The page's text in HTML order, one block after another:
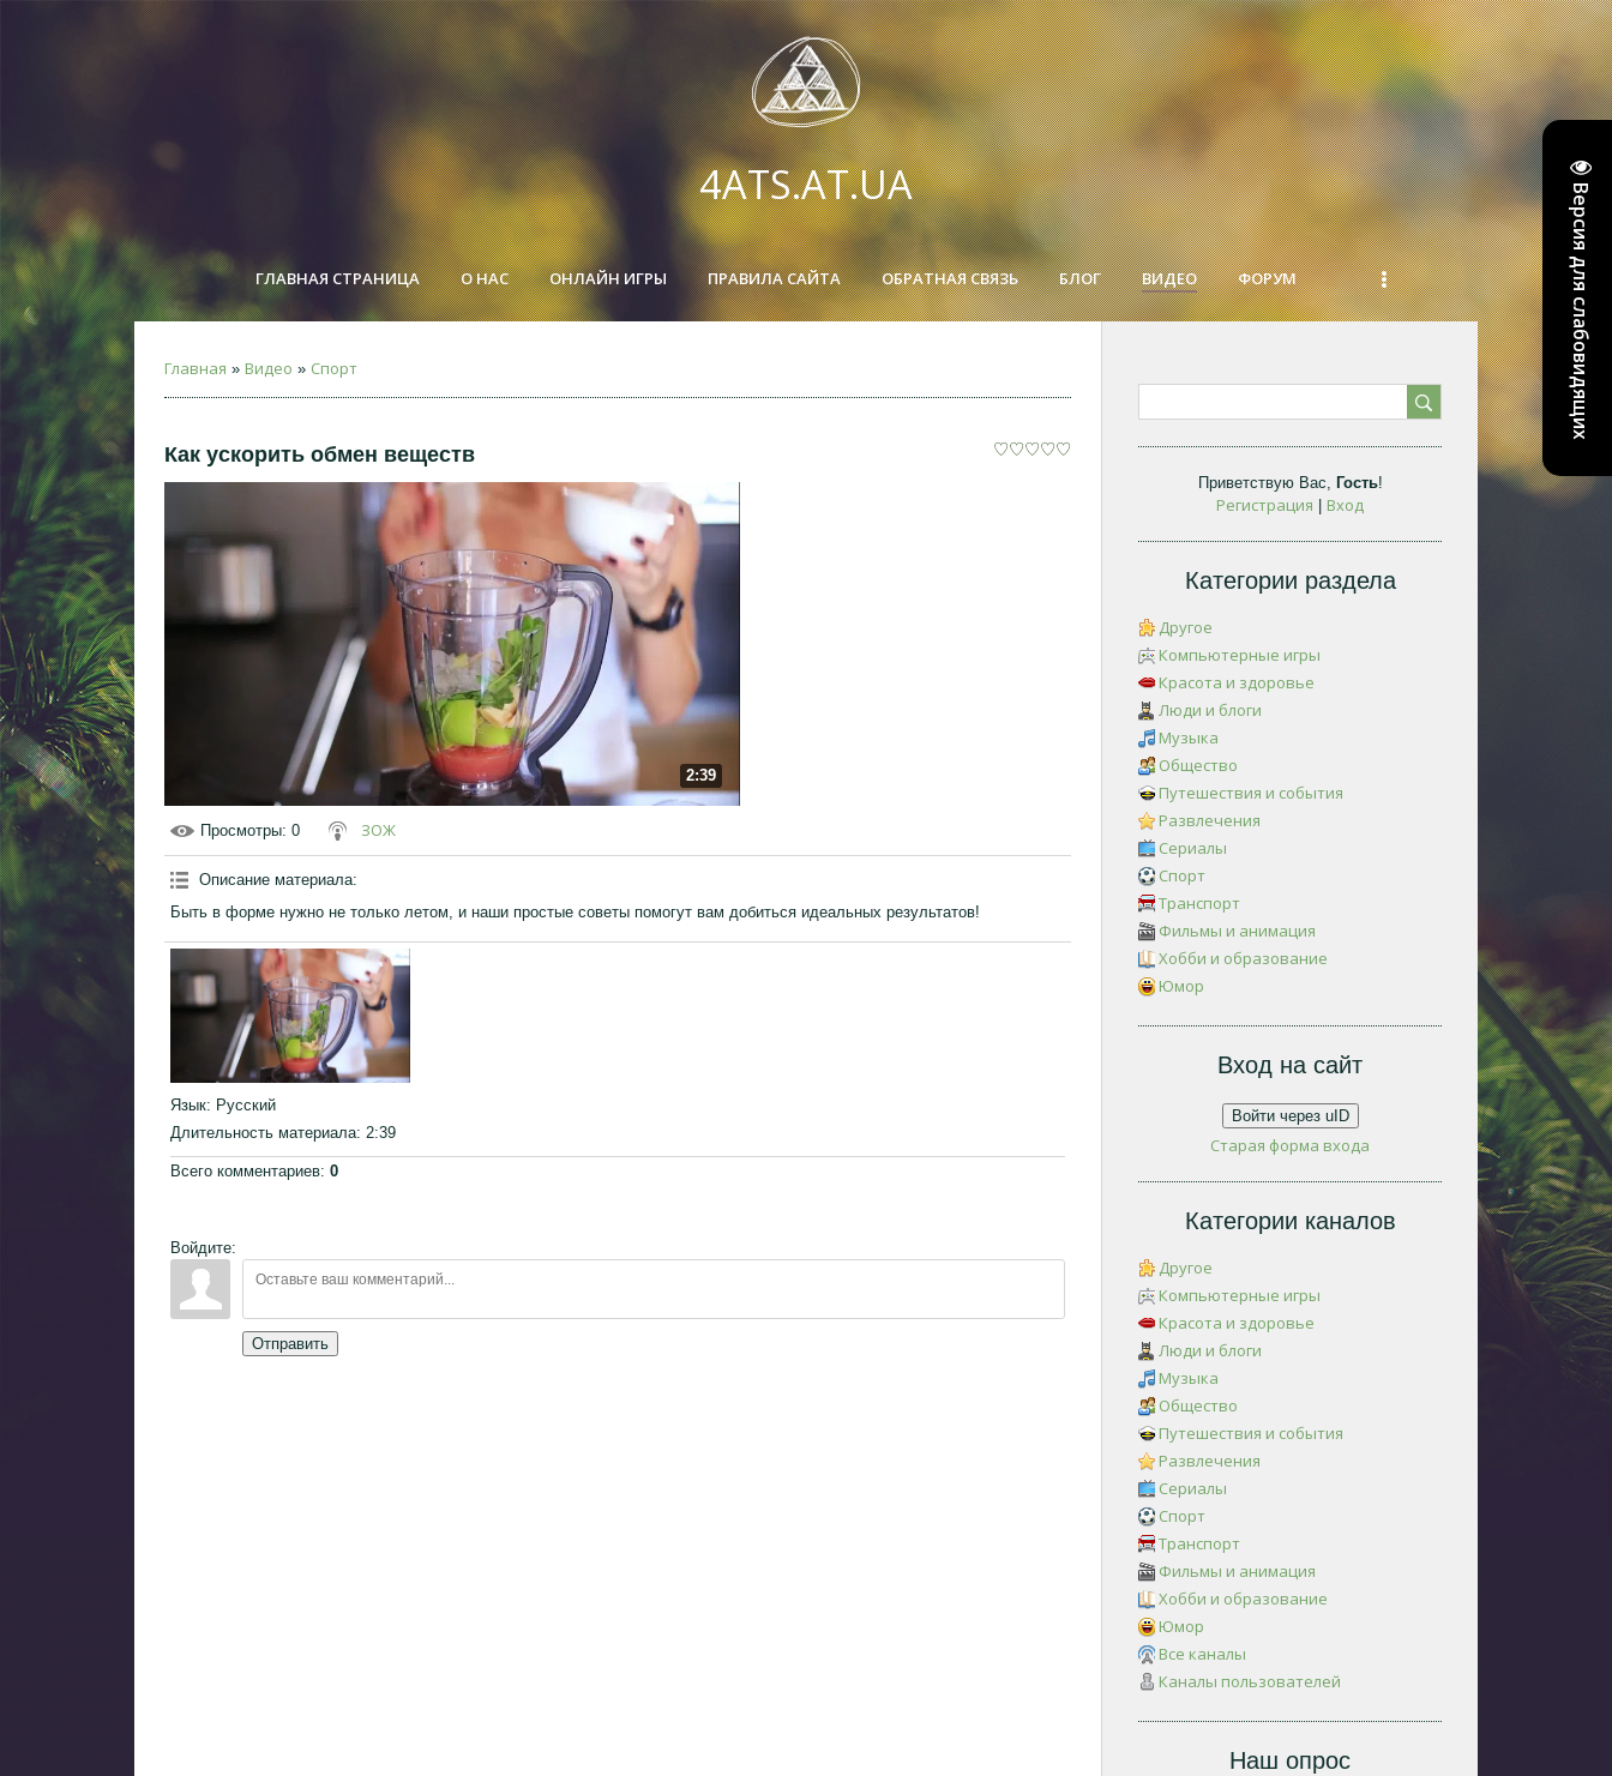
Версия для слабовидящих
4ATS.AT.UA
ГЛАВНАЯ СТРАНИЦА О НАС ОНЛАЙН ИГРЫ ПРАВИЛА САЙТА ОБРАТНАЯ СВЯЗЬ БЛОГ ВИДЕО ФОРУМ
Главная » Видео » Спорт
Как ускорить обмен веществ
2:39
Просмотры: 0 ЗОЖ
Описание материала:
Быть в форме нужно не только летом, и наши простые советы помогут вам добиться идеальных результатов!
Язык: Русский
Длительность материала: 2:39
Всего комментариев: 0
Войдите:
Отправить
Приветствую Вас, Гость!
Регистрация Вход
Категории раздела
Другое
Компьютерные игры
Красота и здоровье
Люди и блоги
Музыка
Общество
Путешествия и события
Развлечения
Сериалы
Спорт
Транспорт
Фильмы и анимация
Хобби и образование
Юмор
Вход на сайт
Войти через uID
Старая форма входа
Категории каналов
Другое
Компьютерные игры
Красота и здоровье
Люди и блоги
Музыка
Общество
Путешествия и события
Развлечения
Сериалы
Спорт
Транспорт
Фильмы и анимация
Хобби и образование
Юмор
Все каналы
Каналы пользователей
Наш опрос